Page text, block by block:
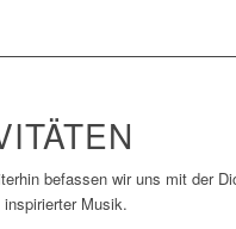
befassen wir uns mit der
inspirierter Musik.